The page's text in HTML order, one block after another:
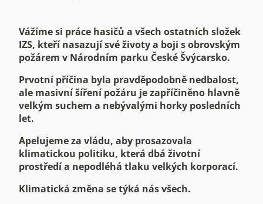
Vážíme si práce hasičů a všech ostatních složek
IZS, kteří nasazují své životy a boji s obrovským
požárem v Národním parku České Švýcarsko.
Prvotní příčina byla pravděpodobně nedbalost,
ale masivní šíření požáru je zapříčiněno hlavně
velkým suchem a nebývalými horky posledních
let.
Apelujeme za vládu, aby prosazovala
klimatickou politiku, která dbá životní
prostředí a nepodléhá tlaku velkých korporací.
Klimatická změna se týká nás všech.